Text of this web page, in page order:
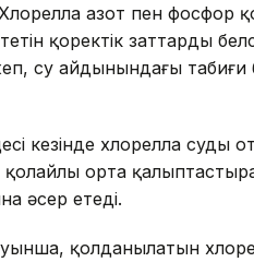
азот пен фосфор
қоректік заттарды
су айдынындағы табиғи
кезінде хлорелла суды
орта
әсер етеді.
қолданылатын